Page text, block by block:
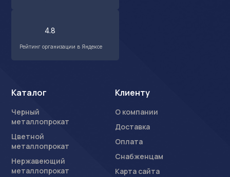
4.8
Рейтинг организации в Яндексе
Каталог
Черный
металлопрокат
Цветной
металлопрокат
Нержавеющий
металлопрокат
Клиенту
О компании
Доставка
Оплата
Снабженцам
Карта сайта